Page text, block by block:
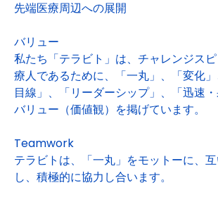
先端医療周辺への展開
バリュー
私たち「テラビト」は、チャレンジス
療人であるために、「一丸」、「変化
目線」、「リーダーシップ」、「迅速
バリュー（価値観）を掲げています。
Teamwork
テラビトは、「一丸」をモットーに、
し、積極的に協力し合います。